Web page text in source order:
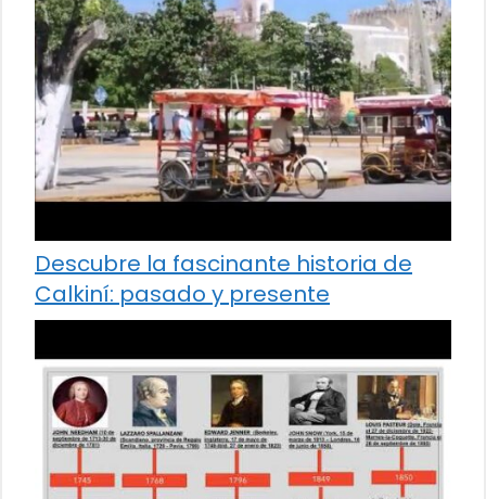
Descubre la fascinante historia de
Calkiní: pasado y presente